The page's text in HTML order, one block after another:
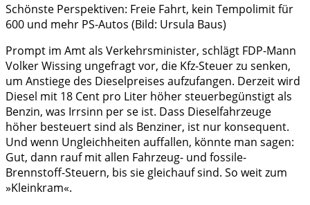
Schönste Perspektiven: Freie Fahrt, kein Tempolimit für
600 und mehr PS-Autos (Bild: Ursula Baus)
Prompt im Amt als Verkehrsminister, schlägt FDP-Mann
Volker Wissing ungefragt vor, die Kfz-Steuer zu senken,
um Anstiege des Dieselpreises aufzufangen. Derzeit wird
Diesel mit 18 Cent pro Liter höher steuerbegünstigt als
Benzin, was Irrsinn per se ist. Dass Dieselfahrzeuge
höher besteuert sind als Benziner, ist nur konsequent.
Und wenn Ungleichheiten auffallen, könnte man sagen:
Gut, dann rauf mit allen Fahrzeug- und fossile-
Brennstoff-Steuern, bis sie gleichauf sind. So weit zum
»Kleinkram«.